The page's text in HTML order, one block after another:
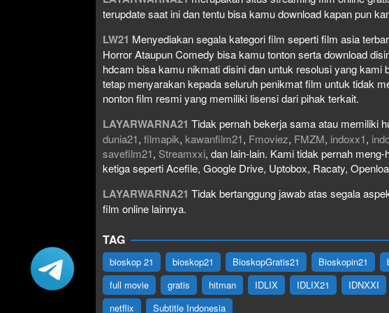
terupdate saat ini dan tentu bisa kamu download kapan pun
LW21 Menyediakan segala kategori film seperti film asia
Horror Ataupun Comedy bisa kamu tonton serta download
hdcam bisa kamu nikmati disini dan untuk resolusi yang kami
tetap menyarakan kepada seluruh penikmat film untuk tidak
nonton film resmi yang memiliki lisensi dari pihak terkait.
LAYARWARNA21 Tidak pernah bekerja sama atau memiliki
dunia21, filmapik, kawanfilm21, Fmoviez, FMZM, indoxx1,
savefilm21, Streamxxi, dan lain-lain. Kami tidak pernah
ketiga seperti Acefile, Google Drive, Uptobox, Racaty,
LAYARWARNA21 Tidak bertanggung jawab atas segala
film online lainnya.
TAG
bioskop 21 bioskop21 BioskopGratis21 Bioskopin21
full movie
gratis hitman IDLIX IDLIX21 IDNXXI
netflix
Subtitle Indonesia